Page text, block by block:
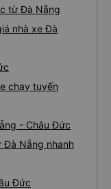
từ Đà Nẵng
nhà xe Đà
chạy tuyến
- Châu Đức
Đà Nẵng nhanh
Đức